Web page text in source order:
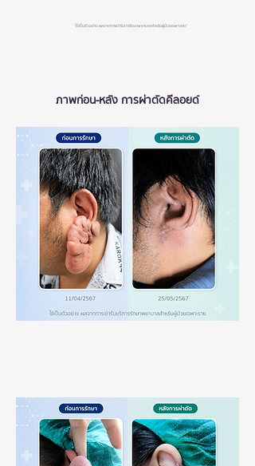
"ใช้เป็นตัวอย่าง ผลจากการเข้ารับการรักษาพยาบาลสำหรับผู้ป่วยเฉพาะราย"
ภาพก่อน-หลัง การผ่าตัดคีลอยด์